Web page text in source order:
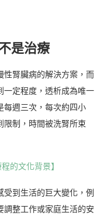
是治療
性腎臟病的解決方案，而
一定程度，透析成為唯一
每週三次，每次約四小
限制，時間被洗腎所束
的文化背景】
到生活的巨大變化，例
調整工作或家庭生活的安